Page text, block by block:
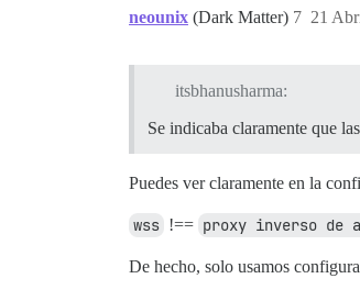
neounix (Dark Matter) 21
7
itsbhanusharma:
Se indicaba claramente que
Puedes ver claramente en la
wss !== proxy inverso de
De hecho, solo usamos